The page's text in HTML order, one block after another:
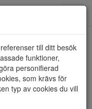
till ditt besök
funktioner,
personifierad
som krävs för
typ av cookies du vill